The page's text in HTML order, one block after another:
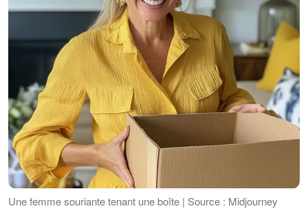
Une femme souriante tenant une boîte | Source : Midjourney